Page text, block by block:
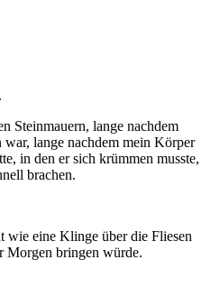
Steinmauern, lange nachdem
lange nachdem mein Körper
in den er sich krümmen musste,
brachen.
wie eine Klinge über die Fliesen
Morgen bringen würde.